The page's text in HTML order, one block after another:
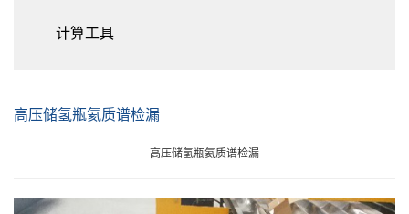
计算工具
高压储氢瓶氦质谱检漏
高压储氢瓶氦质谱检漏